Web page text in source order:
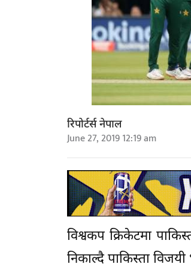
रिपोर्टर्स नेपाल
June 27, 2019 12:19 am
विश्वकप क्रिकेटमा
निकाल्दै पाकिस्ता